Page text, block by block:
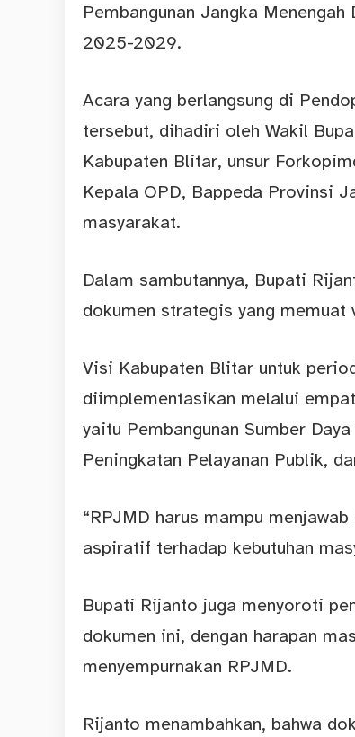
Pembangunan Jangka
2025-2029.
Acara yang berlangsung di
tersebut, dihadiri oleh Wakil
Kabupaten Blitar, unsur
Kepala OPD, Bappeda Provinsi
masyarakat.
Dalam sambutannya, Bupati
dokumen strategis yang
Visi Kabupaten Blitar untuk
diimplementasikan melalui
yaitu Pembangunan Sumber
Peningkatan Pelayanan Publik,
“RPJMD harus mampu
aspiratif terhadap kebutuhan
Bupati Rijanto juga menyoroti
dokumen ini, dengan harapan
menyempurnakan RPJMD.
Rijanto menambahkan, bahwa